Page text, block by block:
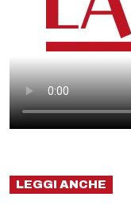
LEGGI ANCHE